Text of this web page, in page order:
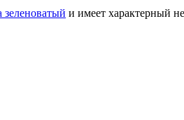
зеленоватый и имеет характерный